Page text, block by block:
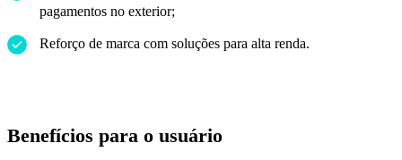
pagamentos no exterior;
Reforço de marca com soluções para alta renda.
Benefícios para o usuário